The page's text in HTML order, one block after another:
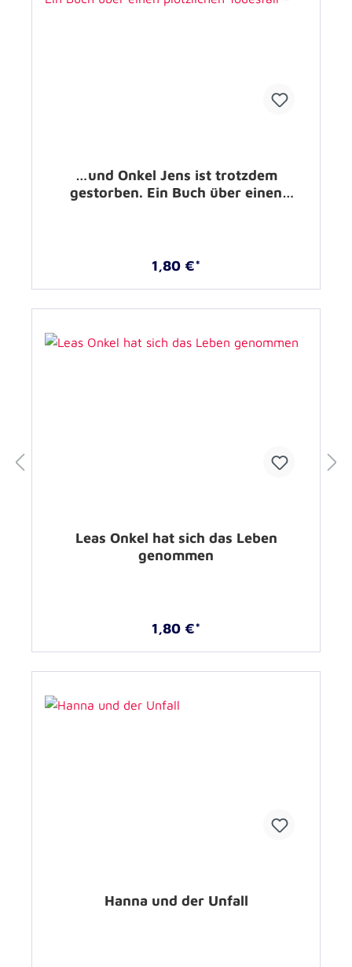
…und Onkel Jens ist trotzdem
gestorben. Ein Buch über einen
1,80 €*
Leas Onkel hat sich das Leben
genommen
1,80 €*
Hanna und der Unfall